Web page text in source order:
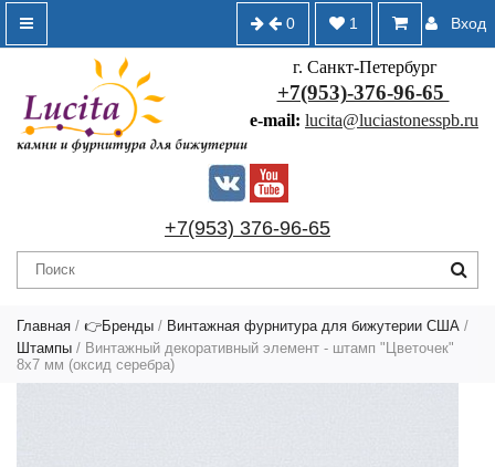
Вход
1
0
г. Санкт-Петербург
+7(953)-376-96-65
e-mail: lucita@luciastonesspb.ru
+7(953) 376-96-65
Главная / 👉Бренды / Винтажная фурнитура для бижутерии США /
Штампы / Винтажный декоративный элемент - штамп "Цветочек"
8х7 мм (оксид серебра)